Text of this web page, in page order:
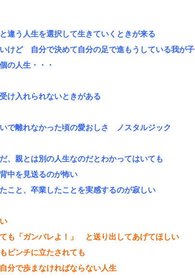
違う人生を選択して生きていくときが来る
けど 自分で決めて自分の足で進もうしている我が子
の人生・・・
け入れられないときがある
で離れなかった頃の愛おしさ ノスタルジック
、親とは別の人生なのだとわかってはいても
中を見送るのが怖い
こと、卒業したことを実感するのが寂しい
も「ガンバレよ！」 と送り出してあげてほしい
ピンチに立たされても
分で歩まなければならない人生